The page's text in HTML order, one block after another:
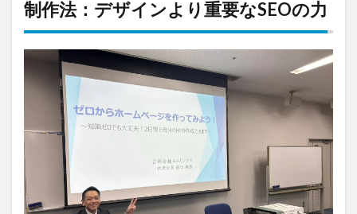
制作法：デザインより重要なSEOの力